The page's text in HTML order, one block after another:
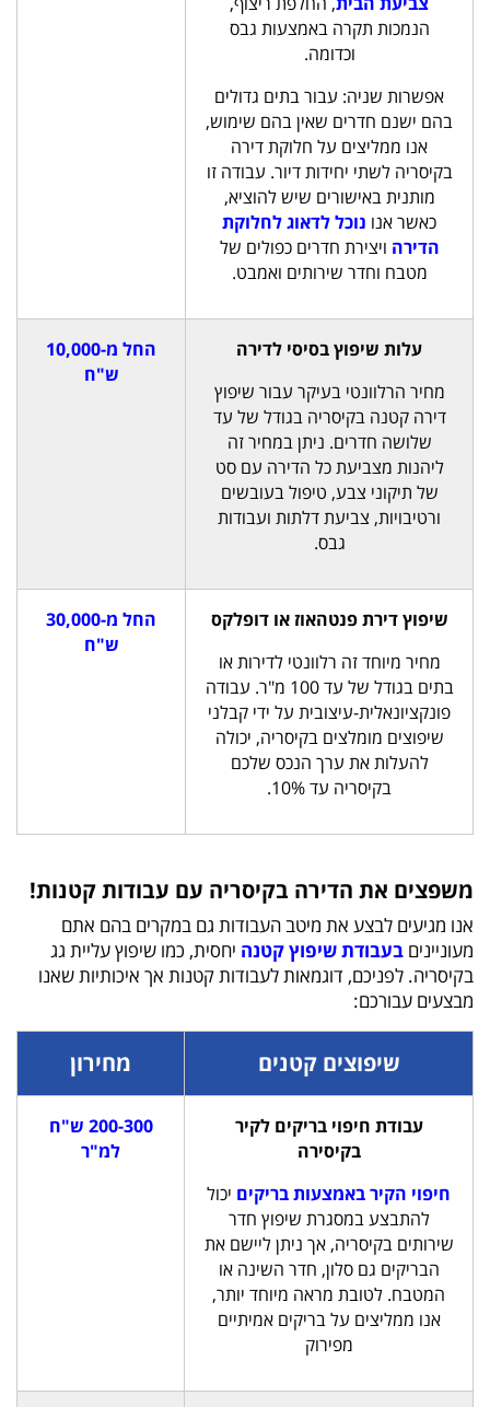
הנמכות תקרה באמצעות גבס
וכדומה.
אפשרות שניה: עבור בתים גדולים
בהם ישנם חדרים שאין בהם שימוש,
אנו ממליצים על חלוקת דירה
בקיסריה לשתי יחידות דיור. עבודה זו
מותנית באישורים שיש להוציא,
כאשר אנו נוכל לדאוג לחלוקת
הדירה ויצירת חדרים כפולים של
מטבח וחדר שירותים ואמבט.
עלות שיפוץ בסיסי לדירה
מחיר הרלוונטי בעיקר עבור שיפוץ
דירה קטנה בקיסריה בגודל של עד
שלושה חדרים. ניתן במחיר זה
ליהנות מצביעת כל הדירה עם סט
של תיקוני צבע, טיפול בעובשים
ורטיבויות, צביעת דלתות ועבודות
גבס.
החל מ-10,000
ש"ח
שיפוץ דירת פנטהאוז או דופלקס
מחיר מיוחד זה רלוונטי לדירות או
בתים בגודל של עד 100 מ"ר. עבודה
פונקציונאלית-עיצובית על ידי קבלני
שיפוצים מומלצים בקיסריה, יכולה
להעלות את ערך הנכס שלכם
בקיסריה עד 10%.
החל מ-30,000
ש"ח
משפצים את הדירה בקיסריה עם עבודות קטנות!
אנו מגיעים לבצע את מיטב העבודות גם במקרים בהם אתם
מעוניינים בעבודת שיפוץ קטנה יחסית, כמו שיפוץ עליית גג
בקיסריה. לפניכם, דוגמאות לעבודות קטנות אך איכותיות שאנו
מבצעים עבורכם:
שיפוצים קטנים מחירון
עבודת חיפוי בריקים לקיר
בקיסירה
חיפוי הקיר באמצעות בריקים יכול
להתבצע במסגרת שיפוץ חדר
שירותים בקיסריה, אך ניתן ליישם את
הבריקים גם סלון, חדר השינה או
המטבח. לטובת מראה מיוחד יותר,
אנו ממליצים על בריקים אמיתיים
מפירוק
200-300 ש"ח
למ"ר